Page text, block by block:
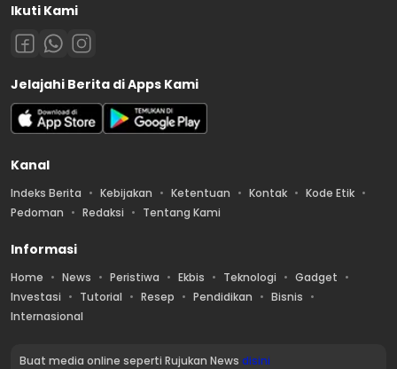
Ikuti Kami
Jelajahi Berita di Apps Kami
Kanal
Indeks Berita Kebijakan Ketentuan Kontak
Kode Etik
Pedoman
Redaksi Tentang Kami
Informasi
Home News Peristiwa Ekbis Teknologi
Gadget
Investasi
Tutorial Resep Pendidikan
Bisnis
Internasional
Buat media online seperti Rujukan News disini